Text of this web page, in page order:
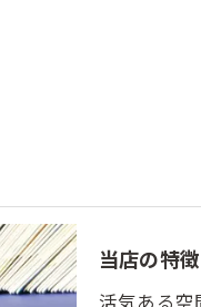
当店の特徴
活気ある空